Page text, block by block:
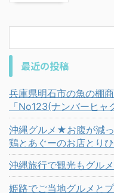
最近の投稿
兵庫県明石市の魚の棚
「No123(ナンバーヒ
沖縄グルメ★お腹が減
鶏とあぐーのお店とり
沖縄旅行で観光もグル
姫路でご当地グルメと